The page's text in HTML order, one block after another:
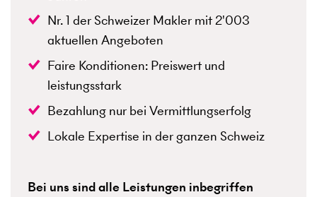
Nr. 1 der Schweizer Makler mit2'003
aktuellen Angeboten
Faire Konditionen: Preiswert und
leistungsstark
Bezahlung nur bei Vermittlungserfolg
Lokale Expertise in der ganzen Schweiz
Bei uns sind alle Leistungen inbegriffen